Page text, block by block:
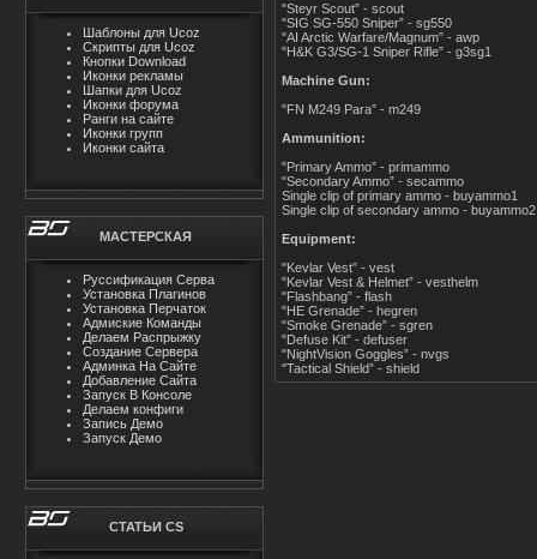
Шаблоны для Ucoz
Скрипты для Ucoz
Кнопки Download
Иконки рекламы
Шапки для Ucoz
Иконки форума
Ранги на сайте
Иконки групп
Иконки сайта
МАСТЕРСКАЯ
Руссификация Серва
Установка Плагинов
Установка Перчаток
Адмиские Команды
Делаем Распрыжку
Создание Сервера
Админка На Сайте
Добавление Сайта
Запуск В Консоле
Делаем конфиги
Запись Демо
Запуск Демо
СТАТЬИ CS
"Steyr Scout” - scout
"SIG SG-550 Sniper” - sg550
"AI Arctic Warfare/Magnum” - awp
"H&K G3/SG-1 Sniper Rifle” - g3sg1
Machine Gun:
"FN M249 Para” - m249
Ammunition:
"Primary Ammo” - primammo
"Secondary Ammo” - secammo
Single clip of primary ammo - buyammo1
Single clip of secondary ammo - buyammo2
Equipment:
"Kevlar Vest” - vest
"Kevlar Vest & Helmet” - vesthelm
"Flashbang” - flash
"HE Grenade” - hegren
"Smoke Grenade” - sgren
"Defuse Kit” - defuser
"NightVision Goggles” - nvgs
"Tactical Shield” - shield